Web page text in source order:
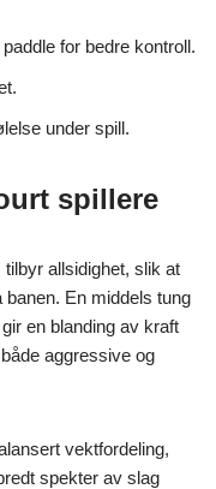
for bedre kontroll.
under spill.
spillere
allsidighet, slik at
En middels tung
en blanding av kraft
aggressive og
vektfordeling,
spekter av slag